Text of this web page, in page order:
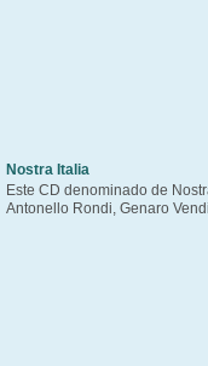
Nostra Italia
Este CD denominado de
Antonello Rondi, Genaro